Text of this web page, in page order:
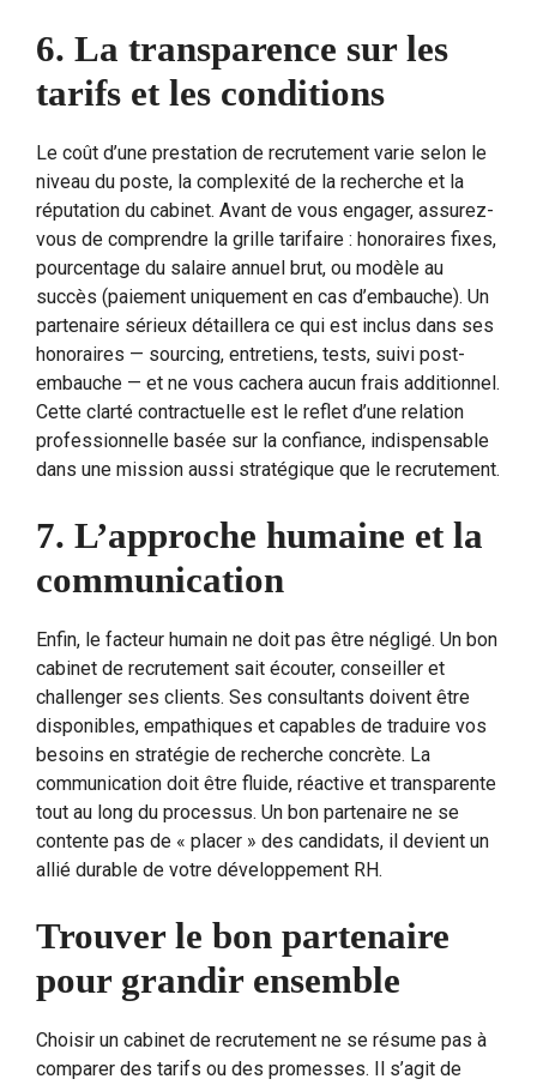
6. La transparence sur les
tarifs et les conditions
Le coût d’une prestation de recrutement varie selon le
niveau du poste, la complexité de la recherche et la
réputation du cabinet. Avant de vous engager, assurez-
vous de comprendre la grille tarifaire : honoraires fixes,
pourcentage du salaire annuel brut, ou modèle au
succès (paiement uniquement en cas d’embauche). Un
partenaire sérieux détaillera ce qui est inclus dans ses
honoraires — sourcing, entretiens, tests, suivi post-
embauche — et ne vous cachera aucun frais additionnel.
Cette clarté contractuelle est le reflet d’une relation
professionnelle basée sur la confiance, indispensable
dans une mission aussi stratégique que le recrutement.
7. L’approche humaine et la
communication
Enfin, le facteur humain ne doit pas être négligé. Un bon
cabinet de recrutement sait écouter, conseiller et
challenger ses clients. Ses consultants doivent être
disponibles, empathiques et capables de traduire vos
besoins en stratégie de recherche concrète. La
communication doit être fluide, réactive et transparente
tout au long du processus. Un bon partenaire ne se
contente pas de « placer » des candidats, il devient un
allié durable de votre développement RH.
Trouver le bon partenaire
pour grandir ensemble
Choisir un cabinet de recrutement ne se résume pas à
comparer des tarifs ou des promesses. Il s’agit de